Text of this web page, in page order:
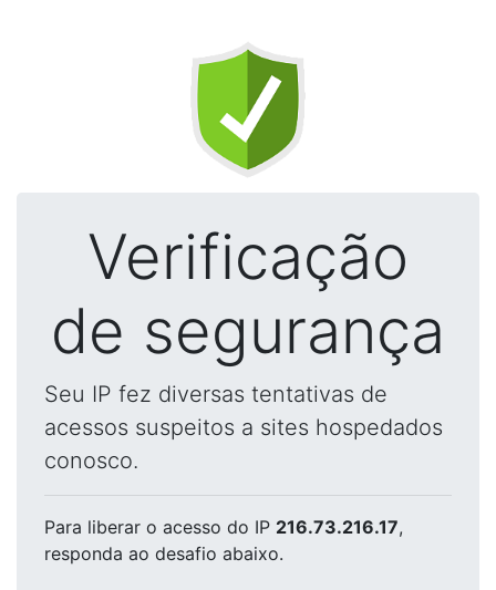
Verificação
de segurança
Seu IP fez diversas tentativas de
acessos suspeitos a sites hospedados
conosco.
Para liberar o acesso do IP 216.73.216.17,
responda ao desafio abaixo.